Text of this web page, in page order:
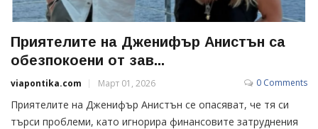
Приятелите на Дженифър Анистън са
обезпокоени от зав...
viapontika.com Март 01, 2026 0 Comments
Приятелите на Дженифър Анистън се опасяват, че тя си
търси проблеми, като игнорира финансовите затруднения